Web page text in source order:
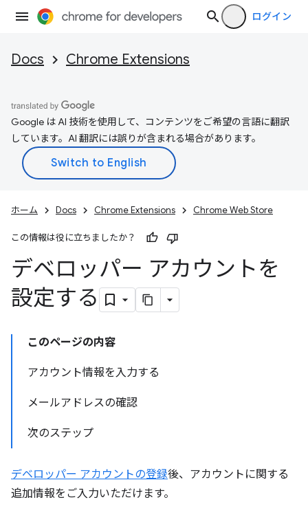
ログイン
Docs Chrome Extensions
Google は AI 技術を使用して、コンテンツをご希望の言語に翻訳
しています。AI 翻訳には誤りが含まれる場合があります。
ホーム Docs Chrome Extensions Chrome Web Store
この情報は役に立ちましたか？
デベロッパー アカウントを
設定する
このページの内容
アカウント情報を入力する
メールアドレスの確認
次のステップ
デベロッパー アカウントの登録後、アカウントに関する
追加情報をご入力いただけます。